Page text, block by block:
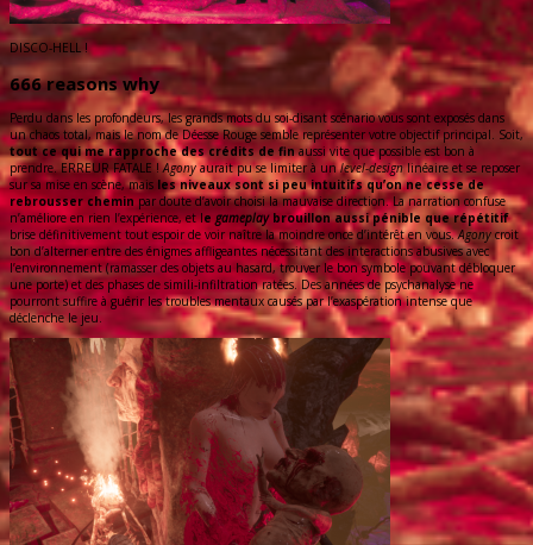
DISCO-HELL !
666 reasons why
Perdu dans les profondeurs, les grands mots du soi-disant scénario vous sont exposés dans
un chaos total, mais le nom de Déesse Rouge semble représenter votre objectif principal. Soit,
tout ce qui me rapproche des crédits de finaussi vite que possible est bon à
prendre. ERREUR FATALE !Agonyaurait pu se limiter à unlevel-designlinéaire et se reposer
sur sa mise en scène, mais les niveaux sont si peu intuitifs qu’on ne cesse de
rebrousser cheminpar doute d’avoir choisi la mauvaise direction. La narration confuse
n’améliore en rien l’expérience, et legameplaybrouillon aussi pénible que répétitif
brise définitivement tout espoir de voir naître la moindre once d’intérêt en vous.Agony croit
bon d’alterner entre des énigmes affligeantes nécessitant des interactions abusives avec
l’environnement (ramasser des objets au hasard, trouver le bon symbole pouvant débloquer
une porte) et des phases de simili-infiltration ratées. Des années de psychanalyse ne
pourront suffire à guérir les troubles mentaux causés par l’exaspération intense que
déclenche le jeu.